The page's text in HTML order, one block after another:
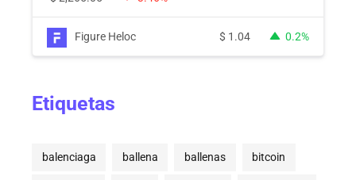
Figure Heloc $ 1.04 0.2%
Etiquetas
balenciaga ballena ballenas bitcoin